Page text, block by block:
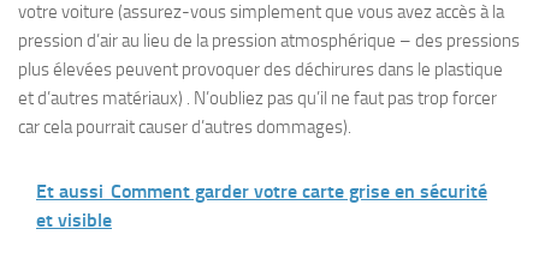
votre voiture (assurez-vous simplement que vous avez accès à la
pression d’air au lieu de la pression atmosphérique – des pressions
plus élevées peuvent provoquer des déchirures dans le plastique
et d’autres matériaux) . N’oubliez pas qu’il ne faut pas trop forcer
car cela pourrait causer d’autres dommages).
Et aussi Comment garder votre carte grise en sécurité
et visible